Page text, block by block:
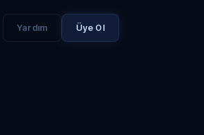
Yardım Üye Ol